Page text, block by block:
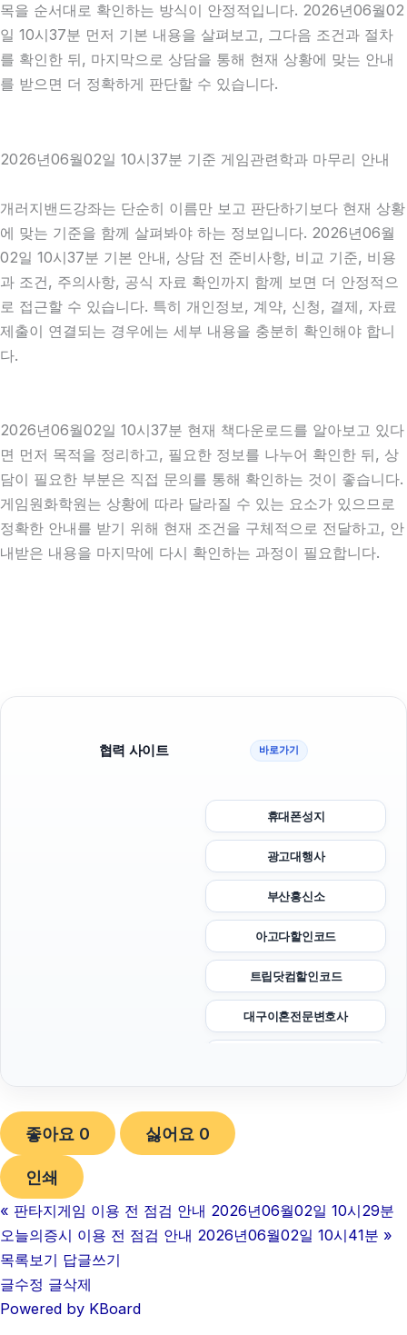
목을 순서대로 확인하는 방식이 안정적입니다. 2026년06월02
일 10시37분 먼저 기본 내용을 살펴보고, 그다음 조건과 절차
를 확인한 뒤, 마지막으로 상담을 통해 현재 상황에 맞는 안내
를 받으면 더 정확하게 판단할 수 있습니다.
2026년06월02일 10시37분 기준 게임관련학과 마무리 안내
개러지밴드강좌는 단순히 이름만 보고 판단하기보다 현재 상황
에 맞는 기준을 함께 살펴봐야 하는 정보입니다. 2026년06월
02일 10시37분 기본 안내, 상담 전 준비사항, 비교 기준, 비용
과 조건, 주의사항, 공식 자료 확인까지 함께 보면 더 안정적으
로 접근할 수 있습니다. 특히 개인정보, 계약, 신청, 결제, 자료
제출이 연결되는 경우에는 세부 내용을 충분히 확인해야 합니
다.
2026년06월02일 10시37분 현재 책다운로드를 알아보고 있다
면 먼저 목적을 정리하고, 필요한 정보를 나누어 확인한 뒤, 상
담이 필요한 부분은 직접 문의를 통해 확인하는 것이 좋습니다.
게임원화학원는 상황에 따라 달라질 수 있는 요소가 있으므로
정확한 안내를 받기 위해 현재 조건을 구체적으로 전달하고, 안
내받은 내용을 마지막에 다시 확인하는 과정이 필요합니다.
협력 사이트 바로가기
휴대폰성지
광고대행사
부산흥신소
아고다할인코드
트립닷컴할인코드
대구이혼전문변호사
흥신소
좋아요 0 싫어요 0
인쇄
« 판타지게임 이용 전 점검 안내 2026년06월02일 10시29분
오늘의증시 이용 전 점검 안내 2026년06월02일 10시41분 »
목록보기 답글쓰기
글수정 글삭제
Powered by KBoard